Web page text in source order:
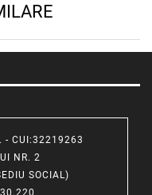
- CUI:32219263
NR. 2
SOCIAL)